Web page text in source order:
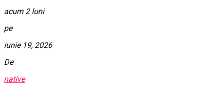
acum 2 luni
pe
iunie 19, 2026
De
native